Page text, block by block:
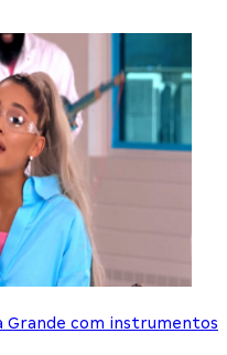
Grande com instrumentos